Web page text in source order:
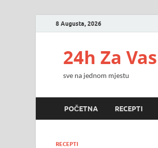
8 Augusta, 2026
24h Za Vas
sve na jednom mjestu
POČETNA RECEPTI
RECEPTI